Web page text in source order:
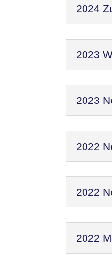
2024
2023
2023
2022
2022
2022